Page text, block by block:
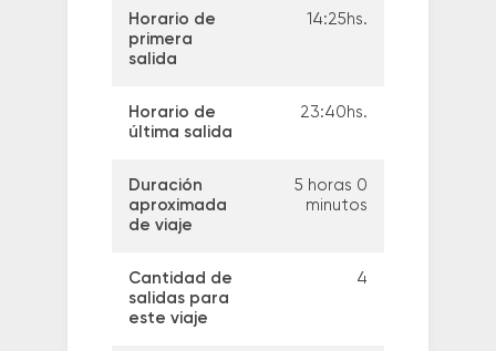
Horario de
primera
salida
14:25hs.
Horario de
última salida
23:40hs.
Duración
aproximada
de viaje
5 horas 0
minutos
Cantidad de
salidas para
este viaje
4